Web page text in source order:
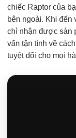
chiếc Raptor của
bên ngoài. Khi đến
chỉ nhận được sản
vấn tận tình về
tuyệt đối cho mọi